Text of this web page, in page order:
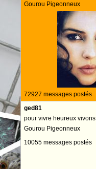
Gourou Pigeonneux
72927 messages postés
ged81
pour vivre heureux vivons
Gourou Pigeonneux
10055 messages postés